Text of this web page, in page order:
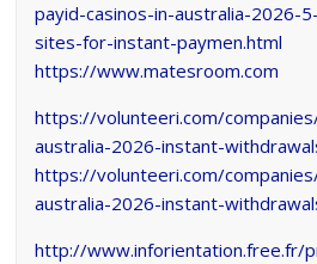
payid-casinos-in-australia-2026-
sites-for-instant-paymen.html
https://www.matesroom.com
https://volunteeri.com/
australia-2026-instant-
https://volunteeri.com/
australia-2026-instant-
http://www.inforientation.free.fr/